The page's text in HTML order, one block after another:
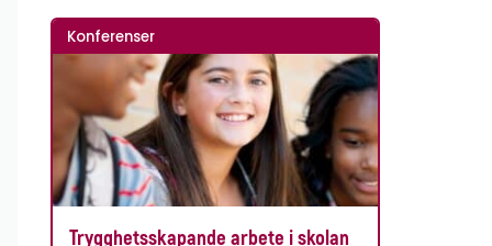
Konferenser
Trygghetsskapande arbete i skolan